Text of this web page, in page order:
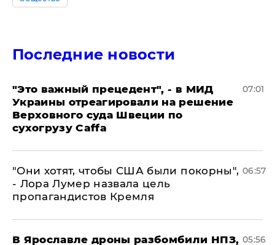
Последние новости
"Это важный прецедент", - в МИД
Украины отреагировали на решение
Верховного суда Швеции по
сухогрузу Caffa
07:01
"Они хотят, чтобы США были покорны",
- Лора Лумер назвала цель
пропагандистов Кремля
06:57
В Ярославле дроны разбомбили НПЗ, 05:56